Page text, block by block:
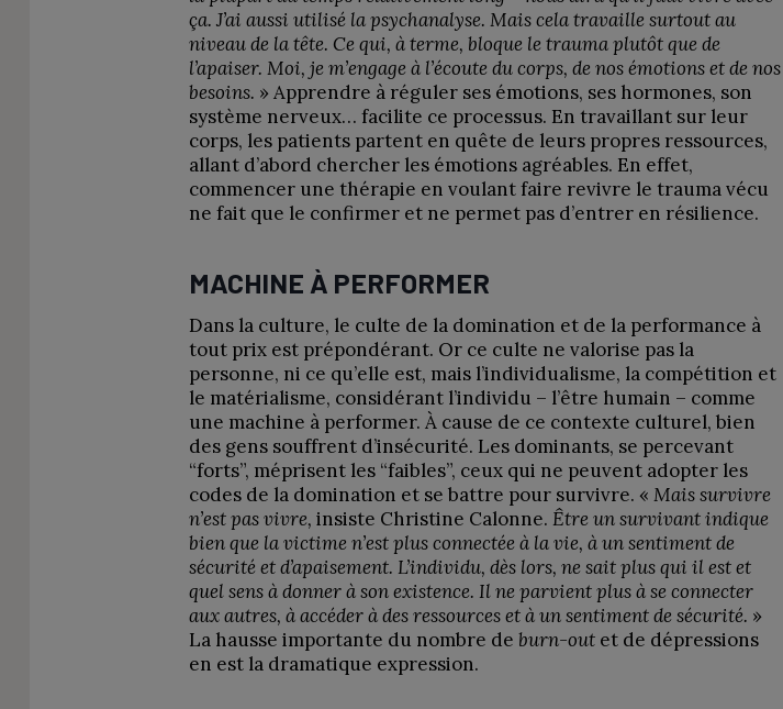
ça. J’ai aussi utilisé la psychanalyse. Mais cela travaille surtout au
niveau de la tête. Ce qui, à terme, bloque le trauma plutôt que de
l’apaiser. Moi, je m’engage à l’écoute du corps, de nos émotions et de nos
besoins. » Apprendre à réguler ses émotions, ses hormones, son
système nerveux… facilite ce processus. En travaillant sur leur
corps, les patients partent en quête de leurs propres ressources,
allant d’abord chercher les émotions agréables. En effet,
commencer une thérapie en voulant faire revivre le trauma vécu
ne fait que le confirmer et ne permet pas d’entrer en résilience.
MACHINE À PERFORMER
Dans la culture, le culte de la domination et de la performance à
tout prix est prépondérant. Or ce culte ne valorise pas la
personne, ni ce qu’elle est, mais l’individualisme, la compétition et
le matérialisme, considérant l’individu – l’être humain – comme
une machine à performer. À cause de ce contexte culturel, bien
des gens souffrent d’insécurité. Les dominants, se percevant
“forts”, méprisent les “faibles”, ceux qui ne peuvent adopter les
codes de la domination et se battre pour survivre. « Mais survivre
n’est pas vivre, insiste Christine Calonne. Être un survivant indique
bien que la victime n’est plus connectée à la vie, à un sentiment de
sécurité et d’apaisement. L’individu, dès lors, ne sait plus qui il est et
quel sens à donner à son existence. Il ne parvient plus à se connecter
aux autres, à accéder à des ressources et à un sentiment de sécurité. »
La hausse importante du nombre de burn-out et de dépressions
en est la dramatique expression.